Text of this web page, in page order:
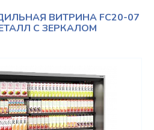
ВИТРИНА FC20-07
С ЗЕРКАЛОМ